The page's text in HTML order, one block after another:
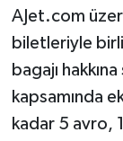
AJet.com
biletleriyle
bagajı
kapsamında
kadar 5 avro,